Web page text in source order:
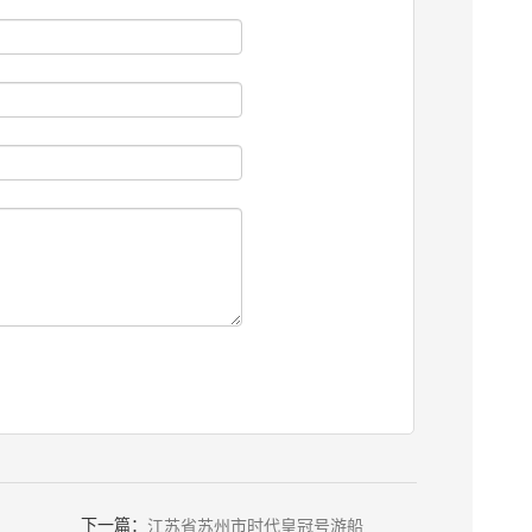
下一篇： 江苏省苏州市时代皇冠号游船